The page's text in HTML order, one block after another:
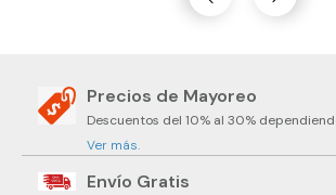
Precios de Mayoreo
Descuentos del 10% al 30%
Ver más.
Envío Gratis